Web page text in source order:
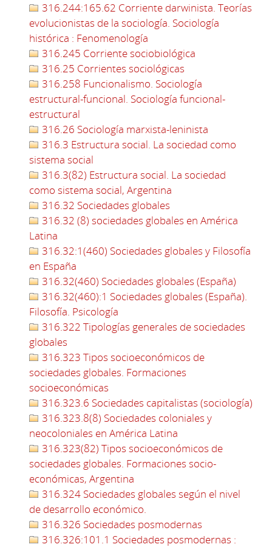
316.244:165.62 Corriente darwinista. Teorías
evolucionistas de la sociología. Sociología
histórica : Fenomenología
316.245 Corriente sociobiológica
316.25 Corrientes sociológicas
316.258 Funcionalismo. Sociología
estructural-funcional. Sociología funcional-
estructural
316.26 Sociología marxista-leninista
316.3 Estructura social. La sociedad como
sistema social
316.3(82) Estructura social. La sociedad
como sistema social, Argentina
316.32 Sociedades globales
316.32 (8) sociedades globales en América
Latina
316.32:1(460) Sociedades globales y Filosofía
en España
316.32(460) Sociedades globales (España)
316.32(460):1 Sociedades globales (España).
Filosofía. Psicología
316.322 Tipologías generales de sociedades
globales
316.323 Tipos socioeconómicos de
sociedades globales. Formaciones
socioeconómicas
316.323.6 Sociedades capitalistas (sociología)
316.323.8(8) Sociedades coloniales y
neocoloniales en América Latina
316.323(82) Tipos socioeconómicos de
sociedades globales. Formaciones socio-
económicas, Argentina
316.324 Sociedades globales según el nivel
de desarrollo económico.
316.326 Sociedades posmodernas
316.326:101.1 Sociedades posmodernas :